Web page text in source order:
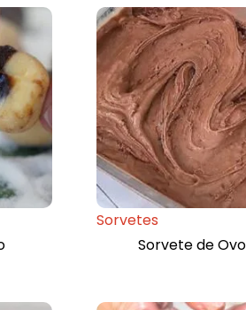
Sorvetes
Sorvete de